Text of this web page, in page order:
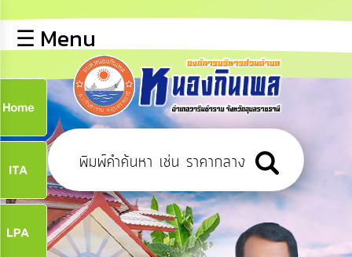
หลัก
ข้อมูล
พื้น
ฐาน
บุคลากร
ข่าว
ประชาสัมพันธ์
☰ Menu